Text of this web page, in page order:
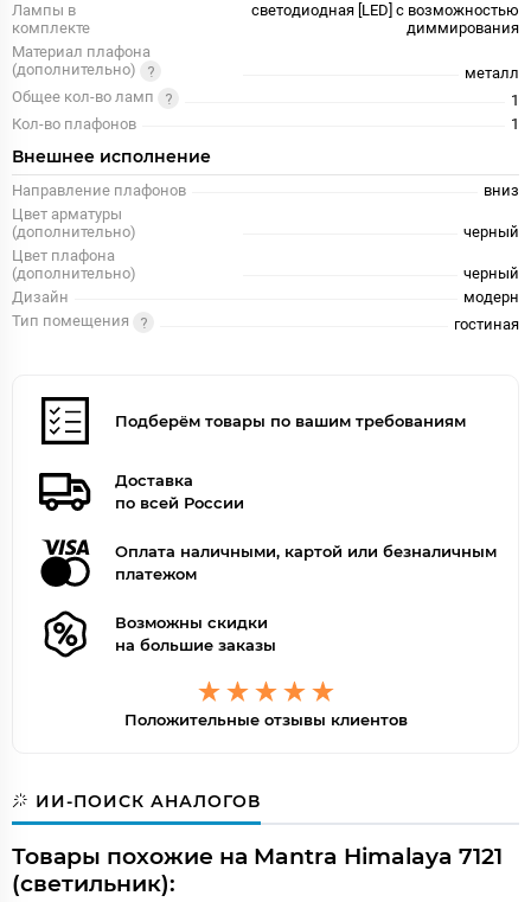
Лампы в
комплекте
светодиодная [LED] с возможностью
диммирования
Материал плафона
(дополнительно)
металл
Общее кол-во ламп
1
Кол-во плафонов
1
Внешнее исполнение
Направление плафонов
вниз
Цвет арматуры
(дополнительно)
черный
Цвет плафона
(дополнительно)
черный
Дизайн
модерн
Тип помещения
гостиная
Подберём товары по вашим требованиям
Доставка
по всей России
Оплата наличными, картой или безналичным
платежом
Возможны скидки
на большие заказы
Положительные отзывы клиентов
ИИ-ПОИСК АНАЛОГОВ
Товары похожие на Mantra Himalaya 7121
(светильник):